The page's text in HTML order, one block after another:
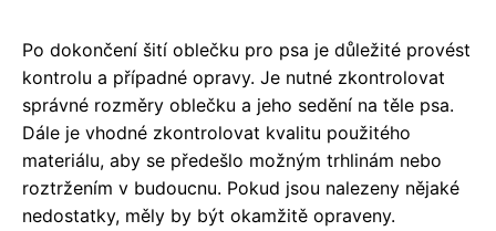
Po dokončení šití oblečku pro psa je důležité provést
kontrolu a případné opravy. Je nutné zkontrolovat
správné rozměry oblečku a jeho sedění na těle psa.
Dále je vhodné zkontrolovat kvalitu použitého
materiálu, aby se předešlo možným trhlinám nebo
roztržením v budoucnu. Pokud jsou nalezeny nějaké
nedostatky, měly by být okamžitě opraveny.